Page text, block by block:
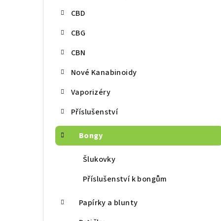
CBD
CBG
CBN
Nové Kanabinoidy
Vaporizéry
Příslušenství
Bongy
Šlukovky
Příslušenství k bongům
Papírky a blunty